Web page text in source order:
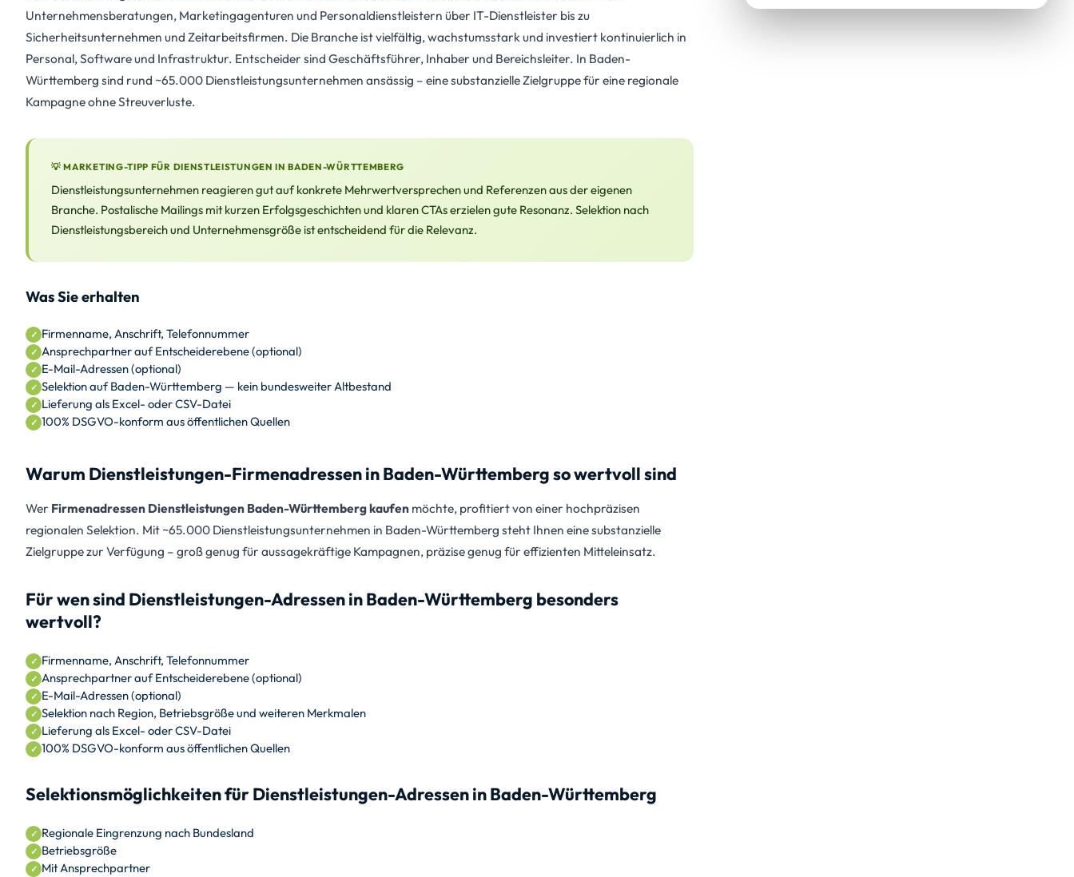
Unternehmensberatungen, Marketingagenturen und Personaldienstleistern über IT-Dienstleister bis zu
Sicherheitsunternehmen und Zeitarbeitsfirmen. Die Branche ist vielfältig, wachstumsstark und investiert kontinuierlich in
Personal, Software und Infrastruktur. Entscheider sind Geschäftsführer, Inhaber und Bereichsleiter. In Baden-
Württemberg sind rund ~65.000 Dienstleistungsunternehmen ansässig – eine substanzielle Zielgruppe für eine regionale
Kampagne ohne Streuverluste.
💡 MARKETING-TIPP FÜR DIENSTLEISTUNGEN IN BADEN-WÜRTTEMBERG
Dienstleistungsunternehmen reagieren gut auf konkrete Mehrwertversprechen und Referenzen aus der eigenen
Branche. Postalische Mailings mit kurzen Erfolgsgeschichten und klaren CTAs erzielen gute Resonanz. Selektion nach
Dienstleistungsbereich und Unternehmensgröße ist entscheidend für die Relevanz.
Was Sie erhalten
Firmenname, Anschrift, Telefonnummer
Ansprechpartner auf Entscheiderebene (optional)
E-Mail-Adressen (optional)
Selektion auf Baden-Württemberg — kein bundesweiter Altbestand
Lieferung als Excel- oder CSV-Datei
100% DSGVO-konform aus öffentlichen Quellen
Warum Dienstleistungen-Firmenadressen in Baden-Württemberg so wertvoll sind
Wer Firmenadressen Dienstleistungen Baden-Württemberg kaufen möchte, profitiert von einer hochpräzisen
regionalen Selektion. Mit ~65.000 Dienstleistungsunternehmen in Baden-Württemberg steht Ihnen eine substanzielle
Zielgruppe zur Verfügung – groß genug für aussagekräftige Kampagnen, präzise genug für effizienten Mitteleinsatz.
Für wen sind Dienstleistungen-Adressen in Baden-Württemberg besonders
wertvoll?
Firmenname, Anschrift, Telefonnummer
Ansprechpartner auf Entscheiderebene (optional)
E-Mail-Adressen (optional)
Selektion nach Region, Betriebsgröße und weiteren Merkmalen
Lieferung als Excel- oder CSV-Datei
100% DSGVO-konform aus öffentlichen Quellen
Selektionsmöglichkeiten für Dienstleistungen-Adressen in Baden-Württemberg
Regionale Eingrenzung nach Bundesland
Betriebsgröße
Mit Ansprechpartner